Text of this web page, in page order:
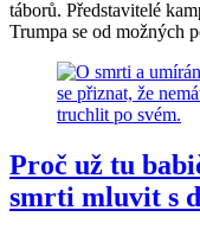
táborů. Představitelé
Trumpa se od možných
Proč už tu
smrti mluvit s